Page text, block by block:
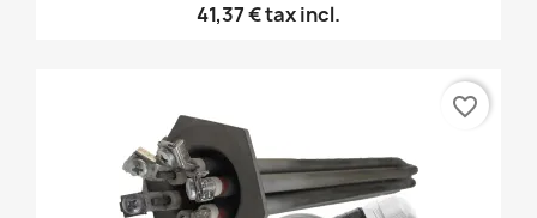
41,37 €tax incl.
favorite_border